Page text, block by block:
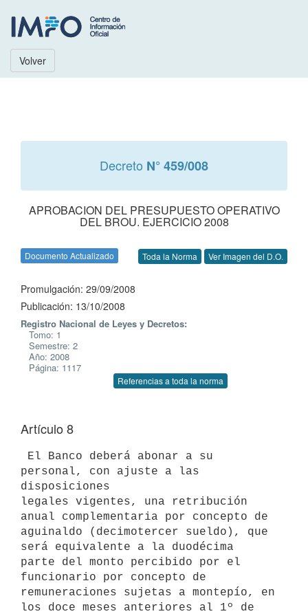
Volver
Decreto N° 459/008
APROBACION DEL PRESUPUESTO OPERATIVO
DEL BROU. EJERCICIO 2008
Documento Actualizado Toda la Norma Ver Imagen del D.O.
Promulgación: 29/09/2008
Publicación: 13/10/2008
Registro Nacional de Leyes y Decretos:
Tomo: 1
Semestre: 2
Año: 2008
Página: 1117
Referencias a toda la norma
Artículo 8
personal, con ajuste a las
disposiciones
legales vigentes, una retribución
anual complementaria por concepto de
aguinaldo (decimotercer sueldo), que
será equivalente a la duodécima
parte del monto percibido por el
funcionario por concepto de
remuneraciones sujetas a montepío, en
los doce meses anteriores al 1º de